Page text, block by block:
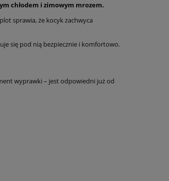
chłodem i zimowym mrozem.
sprawia, że kocyk zachwyca
się pod nią bezpiecznie i komfortowo.
wyprawki – jest odpowiedni już od